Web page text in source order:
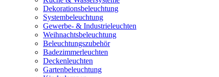
Dekorationsbeleuchtung
Systembeleuchtung
Gewerbe- & Industrieleuchten
Weihnachtsbeleuchtung
Beleuchtungszubehör
Badezimmerleuchten
Deckenleuchten
Gartenbeleuchtung